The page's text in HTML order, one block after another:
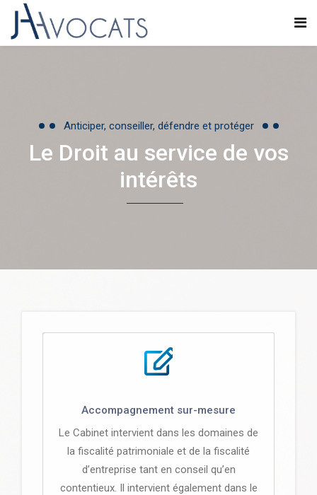
Anticiper, conseiller, défendre et protéger
Le Droit au service de vos
intérêts
Accompagnement sur-mesure
Le Cabinet intervient dans les domaines de
la fiscalité patrimoniale et de la fiscalité
d’entreprise tant en conseil qu’en
contentieux. Il intervient également dans le